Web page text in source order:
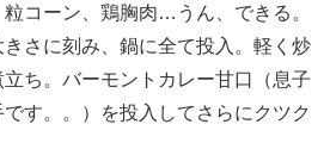
コーン、鶏胸肉…うん、できる。
さに刻み、鍋に全て投入。軽く炒
ち。バーモントカレー甘口（息子
す。。）を投入してさらにクツク